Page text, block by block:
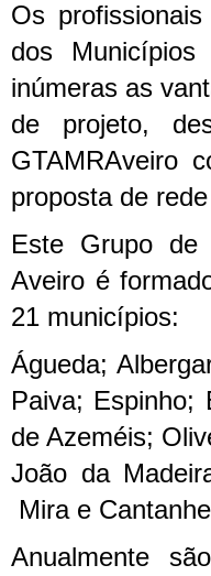
Os
dos
inúmeras as
de projeto,
GTAMRAveiro
proposta de
Este Grupo de
Aveiro é
21 municípios:
Águeda;
Paiva; Espinho;
de Azeméis;
João da
Mira e
Anualmente